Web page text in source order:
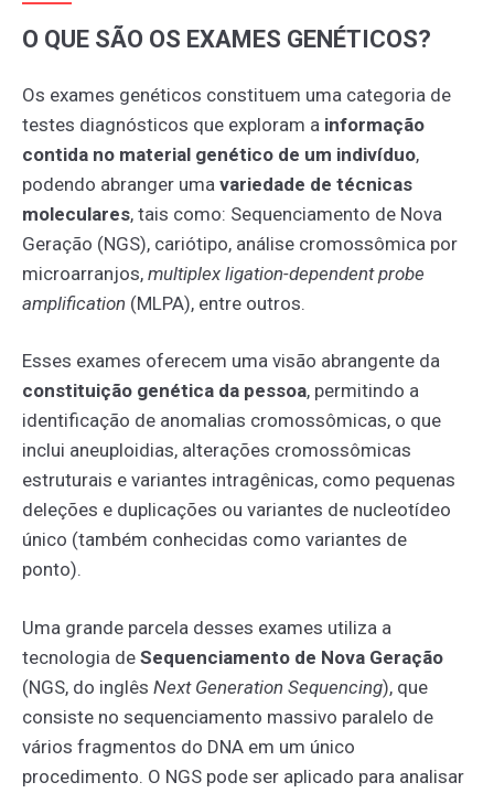
O QUE SÃO OS EXAMES GENÉTICOS?
Os exames genéticos constituem uma categoria de
testes diagnósticos que exploram a informação
contida no material genético de um indivíduo,
podendo abranger uma variedade de técnicas
moleculares, tais como: Sequenciamento de Nova
Geração (NGS), cariótipo, análise cromossômica por
microarranjos, multiplex ligation-dependent probe
amplification (MLPA), entre outros.
Esses exames oferecem uma visão abrangente da
constituição genética da pessoa, permitindo a
identificação de anomalias cromossômicas, o que
inclui aneuploidias, alterações cromossômicas
estruturais e variantes intragênicas, como pequenas
deleções e duplicações ou variantes de nucleotídeo
único (também conhecidas como variantes de
ponto).
Uma grande parcela desses exames utiliza a
tecnologia de Sequenciamento de Nova Geração
(NGS, do inglês Next Generation Sequencing), que
consiste no sequenciamento massivo paralelo de
vários fragmentos do DNA em um único
procedimento. O NGS pode ser aplicado para analisar